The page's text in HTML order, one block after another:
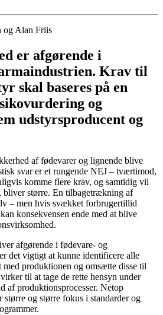
og Alan Friis
er afgørende i
Krav til
skal baseres på en
og
udstyrsproducent og
af fødevarer og lignende blive
svar er et rungende NEJ – tværtimod,
komme flere krav, og samtidig vil
bliver større. En tilbagetrækning af
– men hvis svækket forbrugertillid
konsekvensen ende med at blive
afgørende i fødevare- og
det vigtigt at kunne identificere alle
produktionen og omsætte disse til
til at tage de rette hensyn under
af produktionsprocesser. Netop
større og større fokus i standarder og